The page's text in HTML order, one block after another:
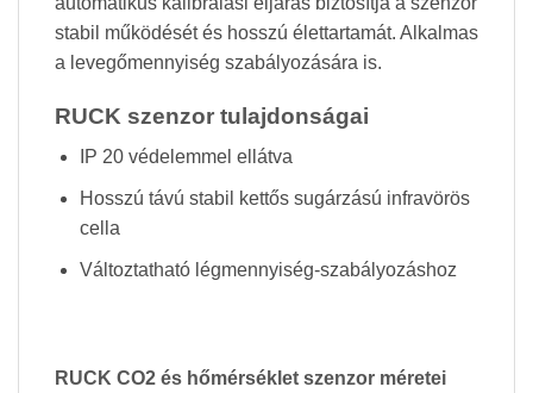
stabil működését és hosszú élettartamát. Alkalmas
a levegőmennyiség szabályozására is.
RUCK szenzor tulajdonságai
IP 20 védelemmel ellátva
Hosszú távú stabil kettős sugárzású infravörös
cella
Változtatható légmennyiség-szabályozáshoz
RUCK CO2 és hőmérséklet szenzor méretei